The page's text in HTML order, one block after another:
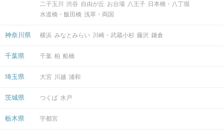
二子玉川
渋谷 自由が丘 お台場 八王子 日本橋・八丁堀
水道橋・飯田橋 浅草・両国
神奈川県 横浜 みなとみらい 川崎・武蔵小杉 藤沢 鎌倉
千葉県 千葉 柏 船橋
埼玉県 大宮 川越 浦和
茨城県 つくば 水戸
栃木県 宇都宮